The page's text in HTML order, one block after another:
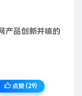
产品创新井喷的
点赞 (29)